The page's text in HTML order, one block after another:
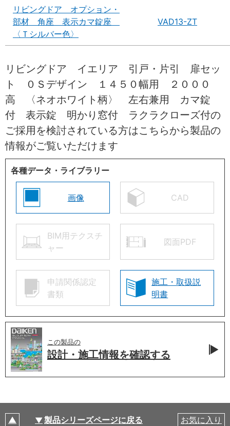
リビングドア オプション・
部材 角座 表示カマ錠座
〈Ｔシルバー色〉
VAD13-ZT
リビングドア イエリア 引戸・片引 扉セッ
ト ０Ｓデザイン １４５０幅用 ２０００
高 〈ネオホワイト柄〉 左右兼用 カマ錠
付 表示錠 明かり窓付 ラクラクローズ付の
ご採用を検討されている方はこちらから製品の
情報がご覧いただけます
各種データ・ライブラリー
画像 CAD
BIM用テクスチ
ャー
図面PDF
申請関係認定
書類
施工・取扱説
明書
この製品の
設計・施工情報を確認する
製品シリーズページに戻る お気に入り